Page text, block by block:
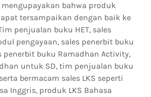
bahwa produk
tersampaikan dengan baik ke
penjualan buku HET, sales
pengayaan, sales penerbit buku
penerbit buku Ramadhan Activity,
untuk SD, tim penjualan buku
bermacam sales LKS seperti
Inggris, produk LKS Bahasa